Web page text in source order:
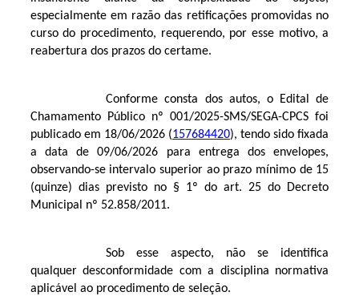
especialmente em razão das retificações promovidas no
curso do procedimento, requerendo, por esse motivo, a
reabertura dos prazos do certame.
Conforme consta dos autos, o Edital de
Chamamento Público nº 001/2025-SMS/SEGA-CPCS foi
publicado em 18/06/2026 (157684420), tendo sido fixada
a data de 09/06/2026 para entrega dos envelopes,
observando-se intervalo superior ao prazo mínimo de 15
(quinze) dias previsto no § 1º do art. 25 do Decreto
Municipal nº 52.858/2011.
Sob esse aspecto, não se identifica
qualquer desconformidade com a disciplina normativa
aplicável ao procedimento de seleção.